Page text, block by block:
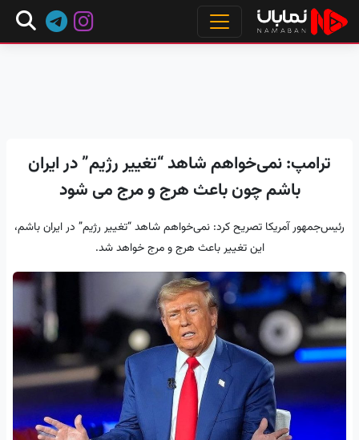
ترامپ: نمی‌خواهم شاهد “تغییر رژیم” در ایران
باشم چون باعث هرج و مرج می شود
رئیس‌جمهور آمریکا تصریح کرد: نمی‌خواهم شاهد “تغییر رژیم” در ایران باشم،
این تغییر باعث هرج و مرج خواهد شد.